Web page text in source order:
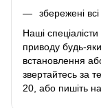
збережені
Наші
приводу будь-
встановлення
звертайтесь за
20, або пишіть